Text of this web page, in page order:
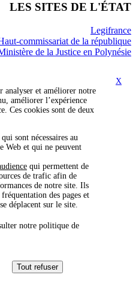
LES SITES DE L'ÉTAT
Legifrance
commissariat de la république
de la Justice en Polynésie
X
analyser et améliorer notre
améliorer l’expérience
Ces cookies sont de deux
qui sont nécessaires au
Web et qui ne peuvent
qui permettent de
de trafic afin de
de notre site. Ils
des pages et
déplacent sur le site.
notre politique de
Tout refuser